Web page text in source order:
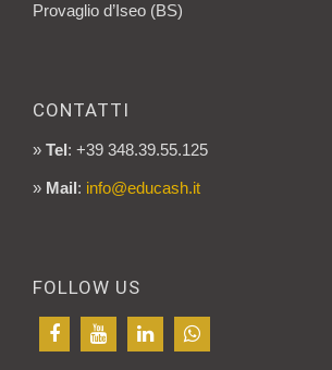
Provaglio d’Iseo (BS)
CONTATTI
» Tel: +39 348.39.55.125
» Mail: info@educash.it
FOLLOW US